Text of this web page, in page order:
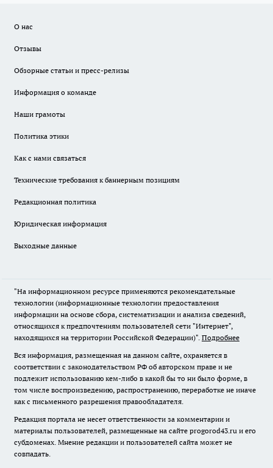
О нас
Отзывы
Обзорные статьи и пресс-релизы
Информация о команде
Наши грамоты
Политика этики
Как с нами связаться
Технические требования к баннерным позициям
Редакционная политика
Юридическая информация
Выходные данные
"На информационном ресурсе применяются рекомендательные
технологии (информационные технологии предоставления
информации на основе сбора, систематизации и анализа сведений,
относящихся к предпочтениям пользователей сети "Интернет",
находящихся на территории Российской Федерации)". Подробнее
Вся информация, размещенная на данном сайте, охраняется в
соответствии с законодательством РФ об авторском праве и не
подлежит использованию кем-либо в какой бы то ни было форме, в
том числе воспроизведению, распространению, переработке не иначе
как с письменного разрешения правообладателя.
Редакция портала не несет ответственности за комментарии и
материалы пользователей, размещенные на сайте progorod43.ru и его
субдоменах. Мнение редакции и пользователей сайта может не
совпадать.